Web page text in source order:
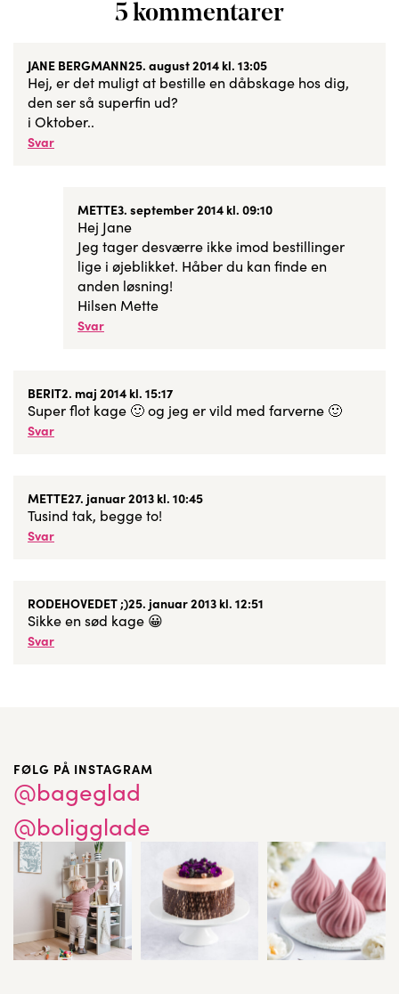
5 kommentarer
JANE BERGMANN25. august 2014 kl. 13:05
Hej, er det muligt at bestille en dåbskage hos dig,
den ser så superfin ud?
i Oktober..
Svar
METTE3. september 2014 kl. 09:10
Hej Jane
Jeg tager desværre ikke imod bestillinger
lige i øjeblikket. Håber du kan finde en
anden løsning!
Hilsen Mette
Svar
BERIT2. maj 2014 kl. 15:17
Super flot kage 🙂 og jeg er vild med farverne 🙂
Svar
METTE27. januar 2013 kl. 10:45
Tusind tak, begge to!
Svar
RODEHOVEDET ;)25. januar 2013 kl. 12:51
Sikke en sød kage 😀
Svar
FØLG PÅ INSTAGRAM
@bageglad
@boligglade